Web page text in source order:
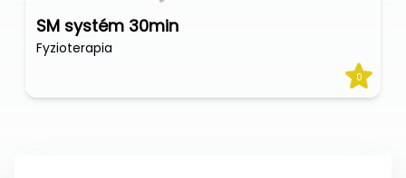
SM systém 30min
Fyzioterapia
0